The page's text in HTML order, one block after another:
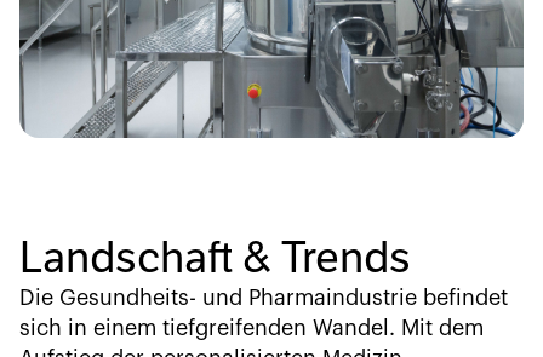
Landschaft & Trends
Die Gesundheits- und Pharmaindustrie befindet
sich in einem tiefgreifenden Wandel. Mit dem